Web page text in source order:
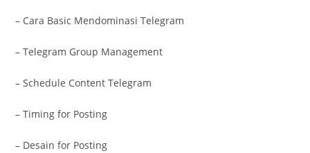
– Cara Basic Mendominasi Telegram
– Telegram Group Management
– Schedule Content Telegram
– Timing for Posting
– Desain for Posting